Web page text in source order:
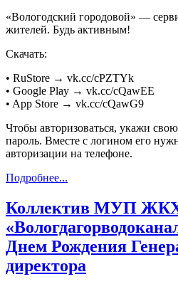
«Вологодский городовой» —
жителей. Будь активным!
Скачать:
• RuStore → vk.cc/cPZTYk
• Google Play → vk.cc/cQawEE
• App Store → vk.cc/cQawG9
Чтобы авторизоваться, укажи
пароль. Вместе с логином его
авторизации на телефоне.
Подробнее...
Коллектив МУП
Днем Рождения
директора